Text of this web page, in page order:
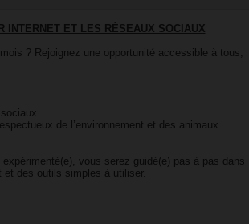
INTERNET ET LES RÉSEAUX SOCIAUX
? Rejoignez une opportunité accessible à tous,
de l’environnement et des animaux
vous serez guidé(e) pas à pas dans
et des outils simples à utiliser.